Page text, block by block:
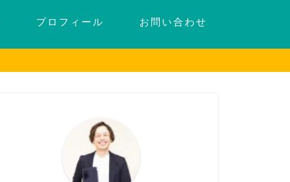
プロフィール お問い合わせ